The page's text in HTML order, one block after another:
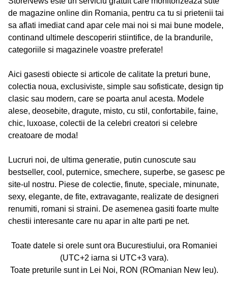
de magazine online din Romania, pentru ca tu si prietenii tai
sa aflati imediat cand apar cele mai noi si mai bune modele,
continand ultimele descoperiri stiintifice, de la brandurile,
categoriile si magazinele voastre preferate!
Aici gasesti obiecte si articole de calitate la preturi bune,
colectia noua, exclusiviste, simple sau sofisticate, design tip
clasic sau modern, care se poarta anul acesta. Modele
alese, deosebite, dragute, misto, cu stil, confortabile, faine,
chic, luxoase, colectii de la celebri creatori si celebre
creatoare de moda!
Lucruri noi, de ultima generatie, putin cunoscute sau
bestseller, cool, puternice, smechere, superbe, se gasesc pe
site-ul nostru. Piese de colectie, finute, speciale, minunate,
sexy, elegante, de fite, extravagante, realizate de designeri
renumiti, romani si straini. De asemenea gasiti foarte multe
chestii interesante care nu apar in alte parti pe net.
Toate datele si orele sunt ora Bucurestiului, ora Romaniei
(UTC+2 iarna si UTC+3 vara).
Toate preturile sunt in Lei Noi, RON (ROmanian New leu).